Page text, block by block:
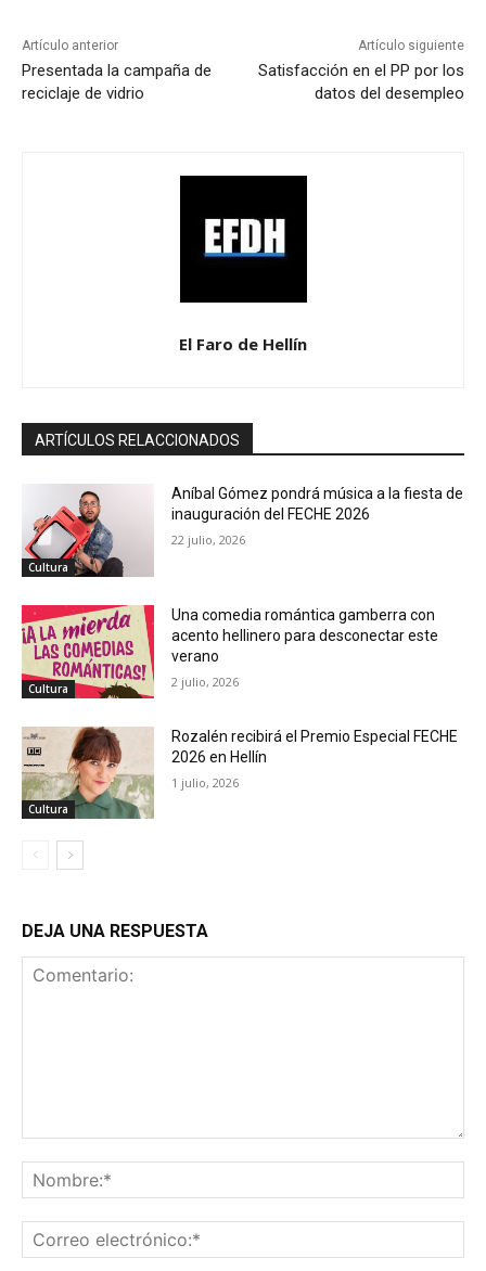
Artículo anterior
Presentada la campaña de
reciclaje de vidrio
Artículo siguiente
Satisfacción en el PP por los
datos del desempleo
El Faro de Hellín
ARTÍCULOS RELACCIONADOS
Cultura
Aníbal Gómez pondrá música a la fiesta de
inauguración del FECHE 2026
22 julio, 2026
Cultura
Una comedia romántica gamberra con
acento hellinero para desconectar este
verano
2 julio, 2026
Cultura
Rozalén recibirá el Premio Especial FECHE
2026 en Hellín
1 julio, 2026
DEJA UNA RESPUESTA